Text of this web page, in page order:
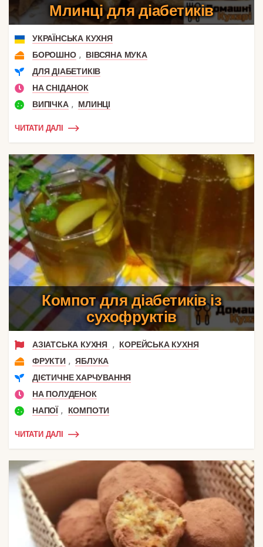
Млинці для діабетиків
УКРАЇНСЬКА КУХНЯ
БОРОШНО ,
ВІВСЯНА МУКА
ДЛЯ ДІАБЕТИКІВ
НА СНІДАНОК
ВИПІЧКА , МЛИНЦІ
ЧИТАТИ ДАЛІ
Компот для діабетиків із
сухофруктів
АЗІАТСЬКА КУХНЯ ,
КОРЕЙСЬКА КУХНЯ
ФРУКТИ , ЯБЛУКА
ДІЄТИЧНЕ ХАРЧУВАННЯ
НА ПОЛУДЕНОК
НАПОЇ , КОМПОТИ
ЧИТАТИ ДАЛІ